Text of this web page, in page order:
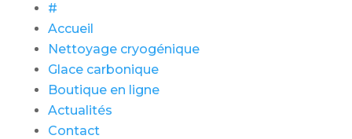
#
Accueil
Nettoyage cryogénique
Glace carbonique
Boutique en ligne
Actualités
Contact